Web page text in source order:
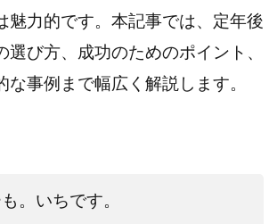
魅力的です。本記事では、定年後
選び方、成功のためのポイント、
な事例まで幅広く解説します。
。いちです。